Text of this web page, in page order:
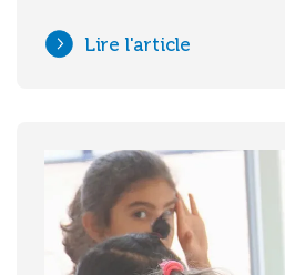
Lire l'article
Image